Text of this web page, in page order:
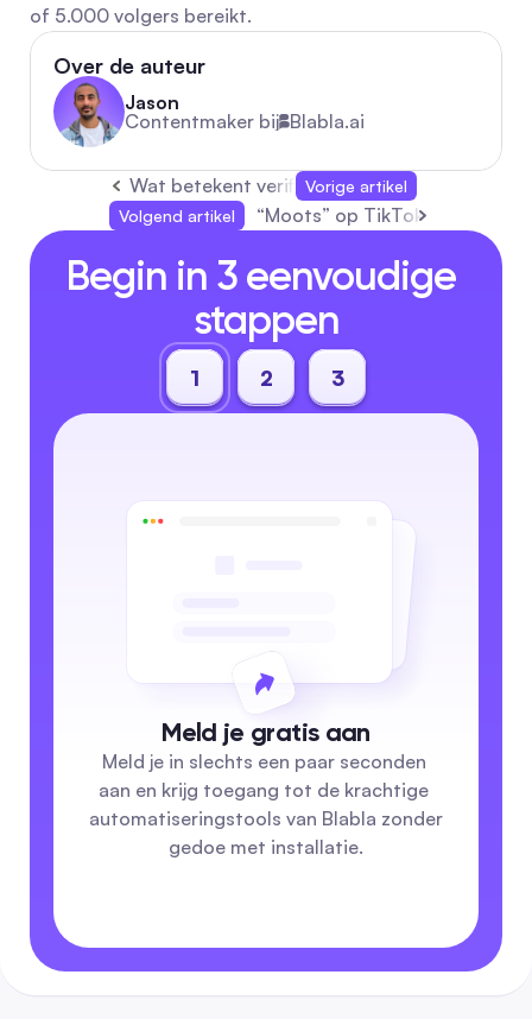
of 5.000 volgers bereikt.
Over de auteur
Jason
Contentmaker bij Blabla.ai
Wat betekent verificatie op TikTok en hoe
Vorige artikel
Volgend artikel
“Moots” op TikTok:
Begin in 3 eenvoudige
stappen
1 2 3
Meld je gratis aan
Meld je in slechts een paar seconden
aan en krijg toegang tot de krachtige
automatiseringstools van Blabla zonder
gedoe met installatie.